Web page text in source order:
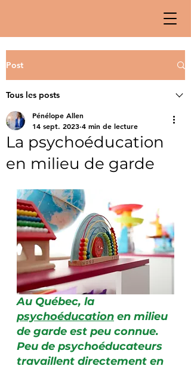
Post
Tous les posts
La psychoéducation
en milieu de garde
Pénélope Allen
14 sept. 2023 4 min de lecture
Au Québec, la
psychoéducation en milieu
de garde est peu connue.
Peu de psychoéducateurs
travaillent directement en